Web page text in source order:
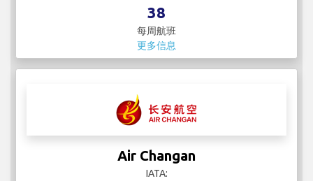
38
每周航班
更多信息
Air Changan
IATA: